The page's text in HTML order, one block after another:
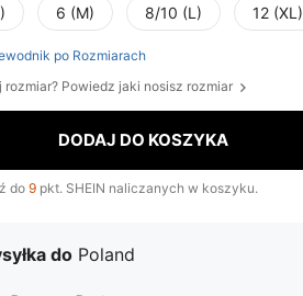
6 (M) 8/10 (L) 12 (XL)
po Rozmiarach
rozmiar? Powiedz jaki nosisz rozmiar
DODAJ DO KOSZYKA
do 9 pkt. SHEIN naliczanych w koszyku.
do Poland